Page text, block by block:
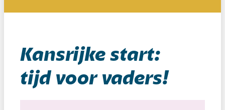
Kansrijke start:
tijd voor vaders!